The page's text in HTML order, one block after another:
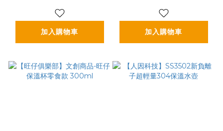
加入購物車 加入購物車